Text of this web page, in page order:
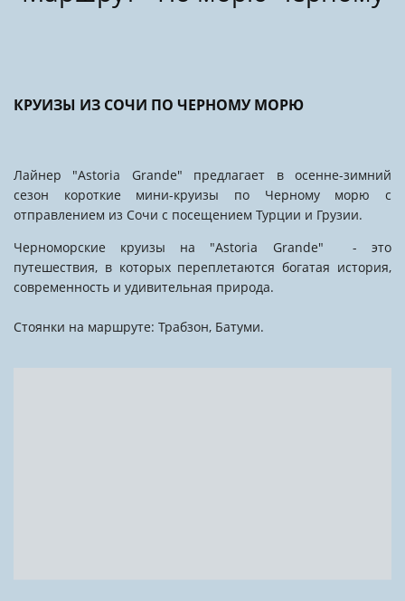
КРУИЗЫ ИЗ СОЧИ ПО ЧЕРНОМУ МОРЮ
Лайнер "Astoria Grande" предлагает в осенне-зимний
сезон короткие мини-круизы по Черному морю с
отправлением из Сочи с посещением Турции и Грузии.
Черноморские круизы на "Astoria Grande" - это
путешествия, в которых переплетаются богатая история,
современность и удивительная природа.
Стоянки на маршруте: Трабзон, Батуми.